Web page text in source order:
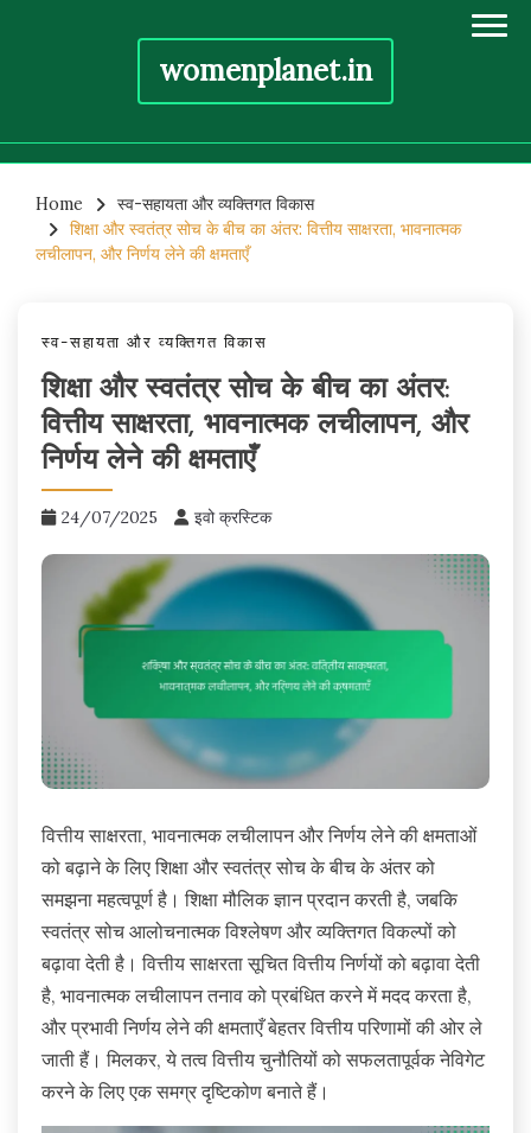
womenplanet.in
content
Home
स्व-सहायता और व्यक्तिगत विकास
शिक्षा और स्वतंत्र सोच के बीच का अंतर: वित्तीय साक्षरता, भावनात्मक
लचीलापन, और निर्णय लेने की क्षमताएँ
स्व-सहायता और व्यक्तिगत विकास
शिक्षा और स्वतंत्र सोच के बीच का अंतर:
वित्तीय साक्षरता, भावनात्मक लचीलापन, और
निर्णय लेने की क्षमताएँ
24/07/2025 इवो क्रस्टिक
वित्तीय साक्षरता, भावनात्मक लचीलापन और निर्णय लेने की क्षमताओं
को बढ़ाने के लिए शिक्षा और स्वतंत्र सोच के बीच के अंतर को
समझना महत्वपूर्ण है। शिक्षा मौलिक ज्ञान प्रदान करती है, जबकि
स्वतंत्र सोच आलोचनात्मक विश्लेषण और व्यक्तिगत विकल्पों को
बढ़ावा देती है। वित्तीय साक्षरता सूचित वित्तीय निर्णयों को बढ़ावा देती
है, भावनात्मक लचीलापन तनाव को प्रबंधित करने में मदद करता है,
और प्रभावी निर्णय लेने की क्षमताएँ बेहतर वित्तीय परिणामों की ओर ले
जाती हैं। मिलकर, ये तत्व वित्तीय चुनौतियों को सफलतापूर्वक नेविगेट
करने के लिए एक समग्र दृष्टिकोण बनाते हैं।